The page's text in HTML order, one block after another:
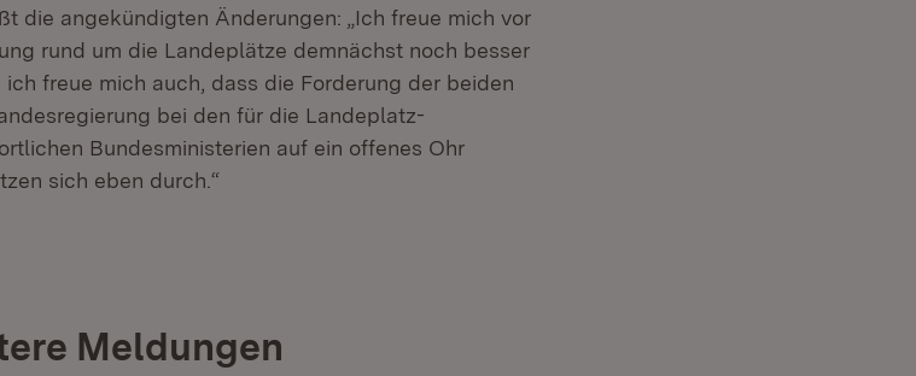
die angekündigten Änderungen: „Ich freue mich vor
rund um die Landeplätze demnächst noch besser
freue mich auch, dass die Forderung der beiden
bei den für die Landeplatz-
Bundesministerien auf ein offenes Ohr
sich eben durch.“
Meldungen